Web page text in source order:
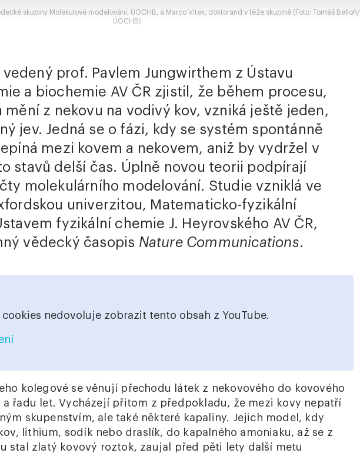
skupiny Molekulové modelování, ÚOCHB, a Marco Vítek, doktorand v téže skupině (Foto: Tomáš Belloň/
ÚOCHB)
prof. Pavlem Jungwirthem z Ústavu
a biochemie AV ČR zjistil, že během procesu,
mění z nekovu na vodivý kov, vzniká ještě jeden,
jev. Jedná se o fázi, kdy se systém spontánně
mezi kovem a nekovem, aniž by vydržel v
stavů delší čas. Úplně novou teorii podpírají
molekulárního modelování. Studie vzniklá ve
univerzitou, Matematicko-fyzikální
fyzikální chemie J. Heyrovského AV ČR,
vědecký časopis Nature Communications.
cookies nedovoluje zobrazit tento obsah z YouTube.
kolegové se věnují přechodu látek z nekovového do kovového
a řadu let. Vycházejí přitom z předpokladu, že mezi kovy nepatří
skupenstvím, ale také některé kapaliny. Jejich model, kdy
lithium, sodík nebo draslík, do kapalného amoniaku, až se z
stal zlatý kovový roztok, zaujal před pěti lety další metu